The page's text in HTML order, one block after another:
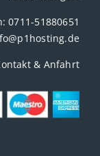
0711-51880651
& Anfahrt